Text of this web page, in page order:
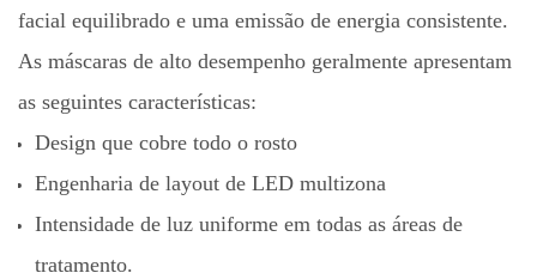
facial equilibrado e uma emissão de energia consistente.
As máscaras de alto desempenho geralmente apresentam
as seguintes características:
Design que cobre todo o rosto
Engenharia de layout de LED multizona
Intensidade de luz uniforme em todas as áreas de
tratamento.